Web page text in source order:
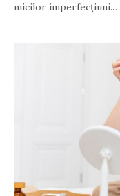
micilor imperfecțiuni.…